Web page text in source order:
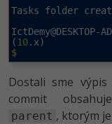
Tasks folder
( 10
$
Dostali sme
commit
parent , ktorým